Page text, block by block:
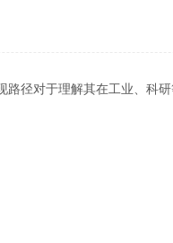
对于理解其在工业、科研